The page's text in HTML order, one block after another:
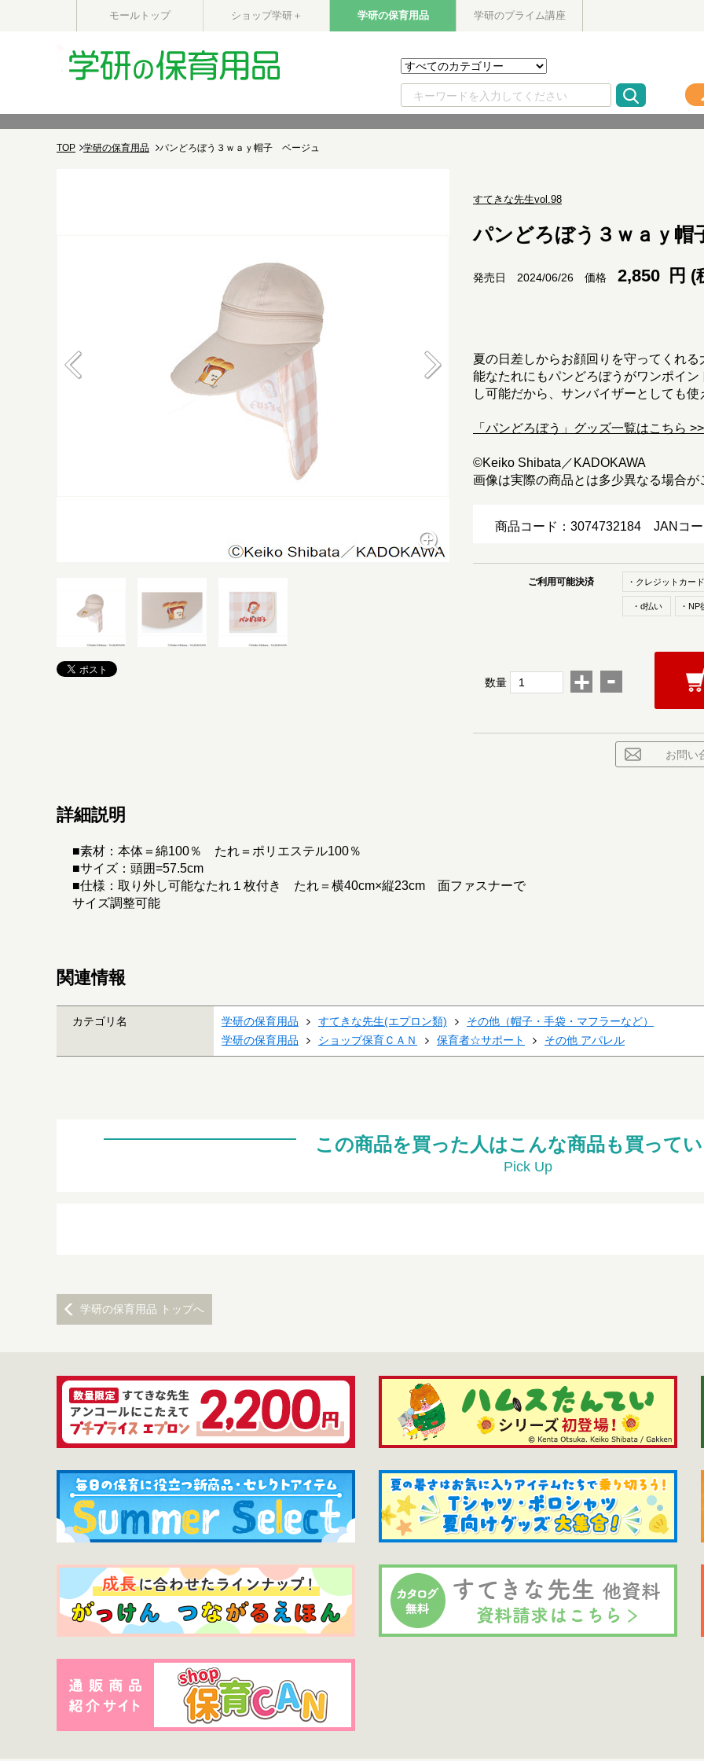
モールトップ ショップ学研＋ 学研の保育用品 学研のプライム講座
TOP 学研の保育用品 パンどろぼう３ｗａｙ帽子 ベージュ
すてきな先生vol.98
パンどろぼう３ｗａｙ
発売日 2024/06/26 価格 2,850 円 (
夏の日差しからお顔回りを守ってくれ
能なたれにもパンどろぼうがワンポイ
し可能だから、サンバイザーとしても
「パンどろぼう」グッズ一覧はこちら >>
©Keiko Shibata／KADOKAWA
画像は実際の商品とは多少異なる場合
商品コード：3074732184 JANコ
ご利用可能決済 ・クレジットカード
・d払い ・NP
数量 + -
お問い
詳細説明
■素材：本体＝綿100％ たれ＝ポリエステル100％
■サイズ：頭囲=57.5cm
■仕様：取り外し可能なたれ１枚付き たれ＝横40cm×縦23cm 面ファスナーで
サイズ調整可能
関連情報
カテゴリ名 学研の保育用品 すてきな先生(エプロン類)
その他（帽子・手袋・マフラーなど）
学研の保育用品
ショップ保育ＣＡＮ 保育者☆サポート その他 アパレル
この商品を買った人はこんな商品も買って
Pick Up
学研の保育用品 トップへ